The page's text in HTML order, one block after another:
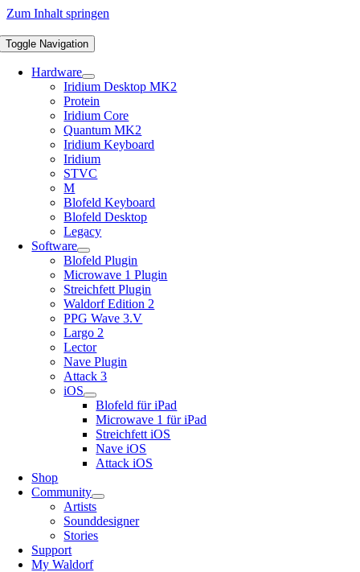
Zum Inhalt springen
Toggle Navigation
Hardware
Iridium Desktop MK2
Protein
Iridium Core
Quantum MK2
Iridium Keyboard
Iridium
STVC
M
Blofeld Keyboard
Blofeld Desktop
Legacy
Software
Blofeld Plugin
Microwave 1 Plugin
Streichfett Plugin
Waldorf Edition 2
PPG Wave 3.V
Largo 2
Lector
Nave Plugin
Attack 3
iOS
Blofeld für iPad
Microwave 1 für iPad
Streichfett iOS
Nave iOS
Attack iOS
Shop
Community
Artists
Sounddesigner
Stories
Support
My Waldorf